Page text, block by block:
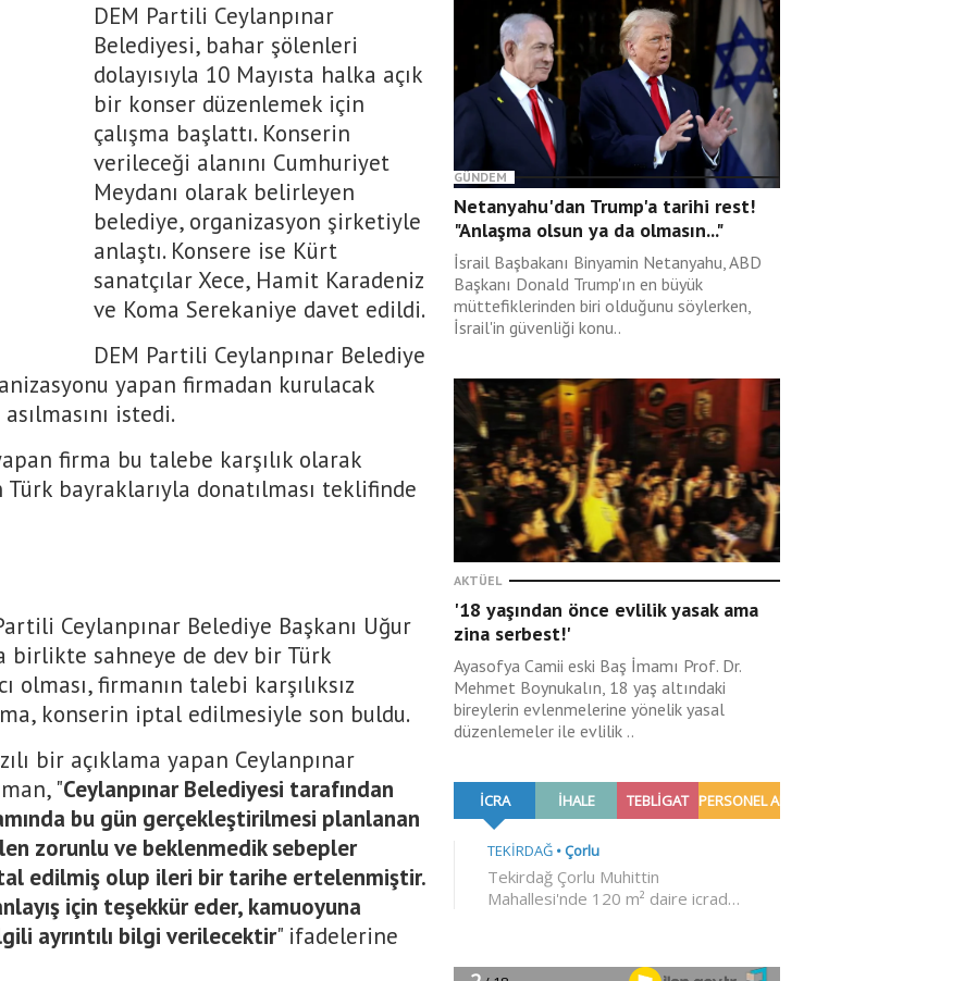
DEM Partili Ceylanpınar
Belediyesi, bahar şölenleri
dolayısıyla 10 Mayısta halka açık
bir konser düzenlemek için
çalışma başlattı. Konserin
verileceği alanını Cumhuriyet
Meydanı olarak belirleyen
belediye, organizasyon şirketiyle
anlaştı. Konsere ise Kürt
sanatçılar Xece, Hamit Karadeniz
ve Koma Serekaniye davet edildi.
DEM Partili Ceylanpınar Belediye
yapan firmadan kurulacak
istedi.
firma bu talebe karşılık olarak
bayraklarıyla donatılması teklifinde
Ceylanpınar Belediye Başkanı Uğur
birlikte sahneye de dev bir Türk
olması, firmanın talebi karşılıksız
konserin iptal edilmesiyle son buldu.
bir açıklama yapan Ceylanpınar
"Ceylanpınar Belediyesi tarafından
bu gün gerçekleştirilmesi planlanan
zorunlu ve beklenmedik sebepler
edilmiş olup ileri bir tarihe ertelenmiştir.
için teşekkür eder, kamuoyuna
ayrıntılı bilgi verilecektir" ifadelerine
GÜNDEM
Netanyahu'dan Trump'a tarihi rest!
"Anlaşma olsun ya da olmasın..."
İsrail Başbakanı Binyamin Netanyahu, ABD
Başkanı Donald Trump'ın en büyük
müttefiklerinden biri olduğunu söylerken,
İsrail'in güvenliği konu..
AKTÜEL
'18 yaşından önce evlilik yasak ama
zina serbest!'
Ayasofya Camii eski Baş İmamı Prof. Dr.
Mehmet Boynukalın, 18 yaş altındaki
bireylerin evlenmelerine yönelik yasal
düzenlemeler ile evlilik ..